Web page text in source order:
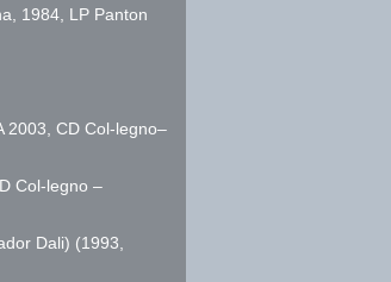
1984, LP Panton
2003, CD Col-legno–
Col-legno –
Dali) (1993,